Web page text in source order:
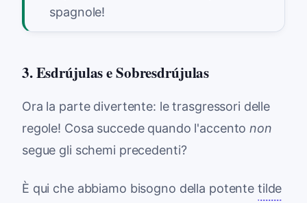
spagnole!
3. Esdrújulas e Sobresdrújulas
Ora la parte divertente: le trasgressori delle
regole! Cosa succede quando l'accentonon
segue gli schemi precedenti?
È qui che abbiamo bisogno della potente tilde